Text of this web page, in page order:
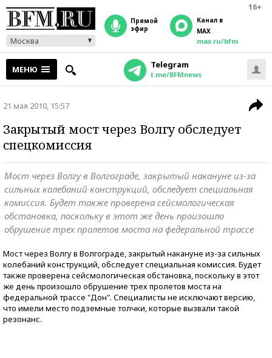
16+
Москва
прямой
эфир
Канал в
MAX
max.ru/bfm
МЕНЮ Telegram
t.me/BFMnews
21 мая 2010, 15:57
Закрытый мост через Волгу обследует
спецкомиссия
Мост через Волгу в Волгограде, закрытый накануне из-за
сильных колебаний конструкций, обследует специальная
комиссия. Будет также проверена сейсмологическая
обстановка, поскольку в этот же день произошло
обрушение трех пролетов моста на федеральной трассе
Мост через Волгу в Волгограде, закрытый накануне из-за сильных
колебаний конструкций, обследует специальная комиссия. Будет
также проверена сейсмологическая обстановка, поскольку в этот
же день произошло обрушение трех пролетов моста на
федеральной трассе "Дон". Специалисты не исключают версию,
что имели место подземные толчки, которые вызвали такой
резонанс.